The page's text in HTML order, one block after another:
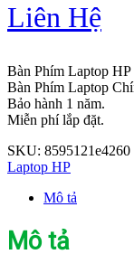
Liên Hệ
Bàn Phím Laptop HP
Bàn Phím Laptop
Bảo hành 1 năm.
Miễn phí lắp đặt.
SKU: 8595121e4260
Laptop HP
Mô tả
Mô tả